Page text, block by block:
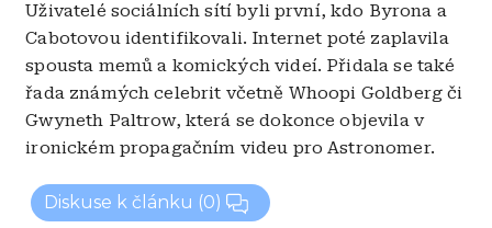
Uživatelé sociálních sítí byli první, kdo Byrona a
Cabotovou identifikovali. Internet poté zaplavila
spousta memů a komických videí. Přidala se také
řada známých celebrit včetně Whoopi Goldberg či
Gwyneth Paltrow, která se dokonce objevila v
ironickém propagačním videu pro Astronomer.
Diskuse k článku (0)